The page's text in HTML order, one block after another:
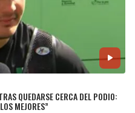
QUEDARSE CERCA DEL PODIO:
MEJORES”